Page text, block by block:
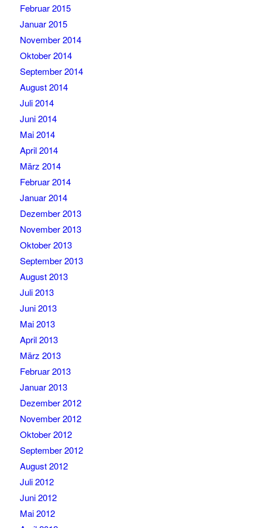
Februar 2015
Januar 2015
November 2014
Oktober 2014
September 2014
August 2014
Juli 2014
Juni 2014
Mai 2014
April 2014
März 2014
Februar 2014
Januar 2014
Dezember 2013
November 2013
Oktober 2013
September 2013
August 2013
Juli 2013
Juni 2013
Mai 2013
April 2013
März 2013
Februar 2013
Januar 2013
Dezember 2012
November 2012
Oktober 2012
September 2012
August 2012
Juli 2012
Juni 2012
Mai 2012